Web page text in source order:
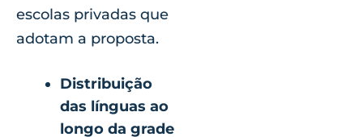
escolas privadas que
adotam a proposta.
Distribuição
das línguas ao
longo da grade